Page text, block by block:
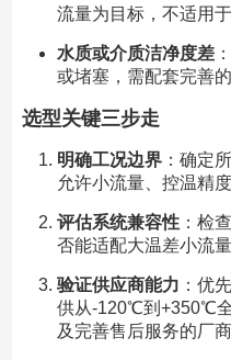
流量为目标，不适用
水质或介质洁净度差
或堵塞，需配套完善
选型关键三步走
明确工况边界：确定
允许小流量、控温精
评估系统兼容性：检
否能适配大温差小流量
验证供应商能力 ：优
供从-120℃到+350℃
及完善售后服务的厂商